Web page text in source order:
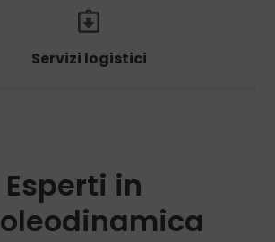
Servizi logistici
Esperti in
oleodinamica